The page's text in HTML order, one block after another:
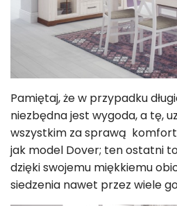
Pamiętaj, że w przypadku
niezbędna jest wygoda, a tę,
wszystkim za sprawą
jak model Dover; ten ostatni
dzięki swojemu miękkiemu
siedzenia nawet przez wiele